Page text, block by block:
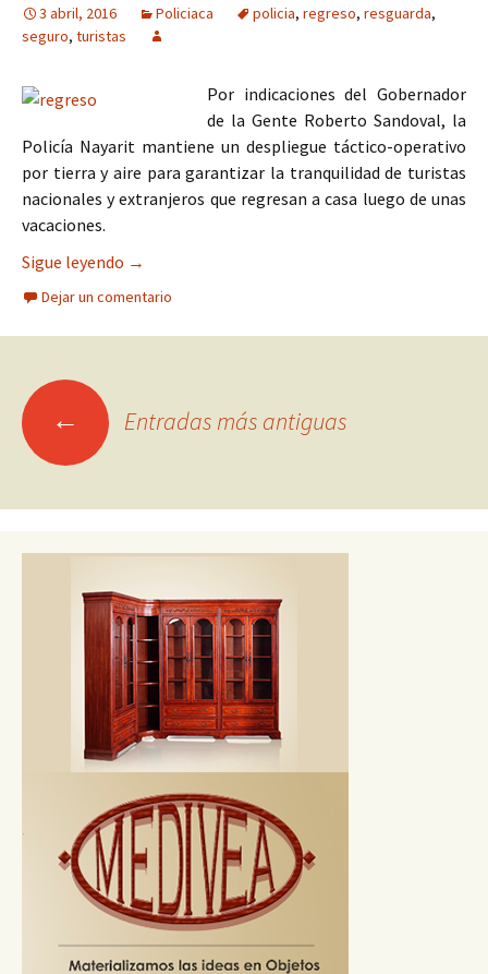
3 abril, 2016 Policiaca policia, regreso, resguarda,
seguro, turistas
Por indicaciones del Gobernador
de la Gente Roberto Sandoval, la
Policía Nayarit mantiene un despliegue táctico-operativo
por tierra y aire para garantizar la tranquilidad de turistas
nacionales y extranjeros que regresan a casa luego de unas
vacaciones.
Sigue leyendo Policía Nayarit resguarda regreso seguro de
→
Dejar un comentario
Ir
← Entradas más antiguas